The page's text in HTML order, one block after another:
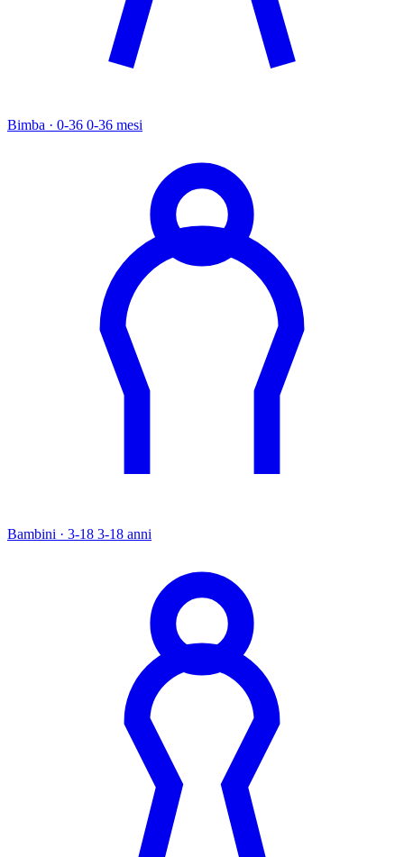
Bimba · 0-36 0-36 mesi
Bambini · 3-18 3-18 anni